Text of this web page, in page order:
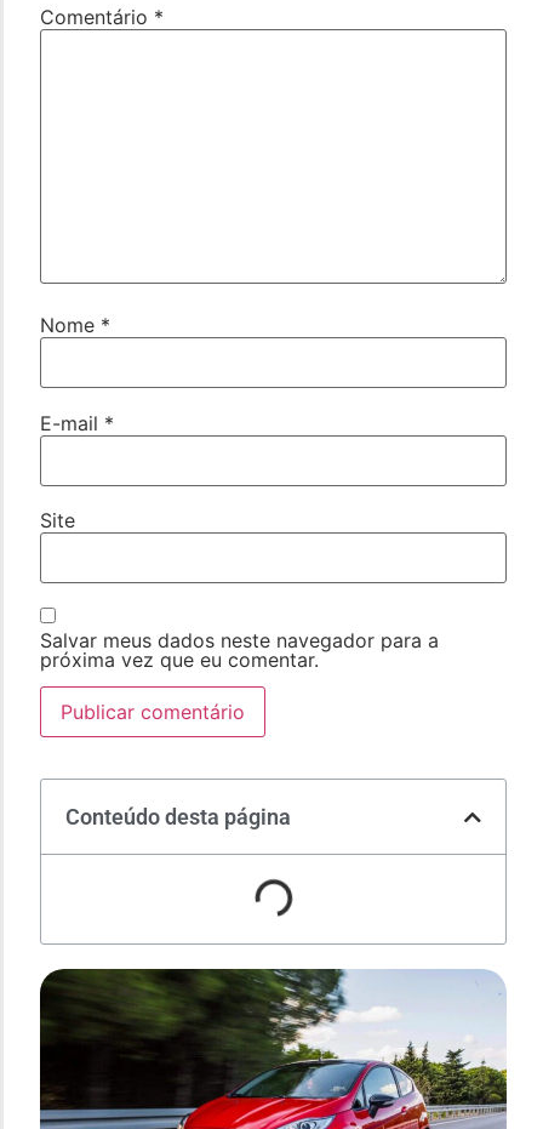
Comentário *
Nome *
E-mail *
Site
Salvar meus dados neste navegador para a
próxima vez que eu comentar.
Conteúdo desta página